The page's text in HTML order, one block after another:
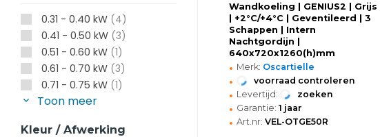
0.31 - 0.40 kW (4)
0.41 - 0.50 kW (3)
0.51 - 0.60 kW (1)
0.61 - 0.70 kW (3)
0.71 - 0.75 kW (1)
Toon meer
Kleur / Afwerking
Wandkoeling | GENIUS2 | Grijs
| +2°C/+4°C | Geventileerd | 3
Schappen | Intern
Nachtgordijn |
640x720x1260(h)mm
• Merk: Oscartielle
• voorraad controleren
• Levertijd: zoeken
• Garantie: 1 jaar
• Art.nr: VEL-OTGE50R